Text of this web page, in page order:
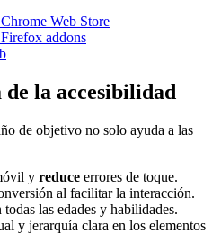
Web Store
addons
la accesibilidad
de objetivo no solo ayuda a las
y reduce errores de toque.
al facilitar la interacción.
las edades y habilidades.
y jerarquía clara en los elementos